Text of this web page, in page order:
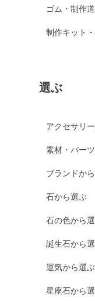
ゴム・制作
制作キット
選ぶ
アクセサリ
素材・パー
ブランドか
石から選ぶ
石の色から
誕生石から
運気から選ぶ
星座石から